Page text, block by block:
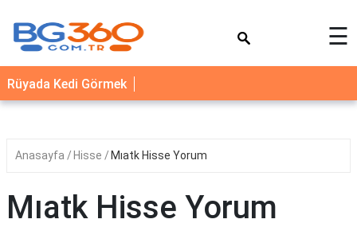
YEMEK
TARİFLERİ
SAĞLIK
☰
Rüyada Kedi Görmek
Anasayfa Hisse Mıatk Hisse Yorum
Mıatk Hisse Yorum